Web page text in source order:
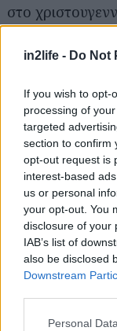
in2life - Do Not
If you wish to opt-
processing of
targeted
section to confirm
opt-out request is
interest-based
us or personal
your opt-out. You
disclosure of your
IAB’s list of
also be disclosed
Downstream
Please note that
Personal
στο
δηλαδή, που
Γιατί οι
ακόμα
Αν στην
ποιος τους
δηλαδή;» να,
αναφέρουμε
Γιατί, για
ένας κόσμος